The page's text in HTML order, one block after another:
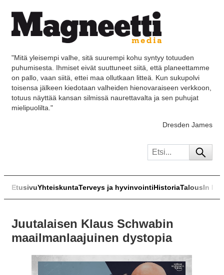
"Mitä yleisempi valhe, sitä suurempi kohu syntyy totuuden
puhumisesta. Ihmiset eivät suuttuneet siitä, että planeettamme
on pallo, vaan siitä, ettei maa ollutkaan litteä. Kun sukupolvi
toisensa jälkeen kiedotaan valheiden hienovaraiseen verkkoon,
totuus näyttää kansan silmissä naurettavalta ja sen puhujat
mielipuolilta."
Dresden James
EtusivuYhteiskuntaTerveys ja hyvinvointiHistoriaTalousIn
Juutalaisen Klaus Schwabin
maailmanlaajuinen dystopia